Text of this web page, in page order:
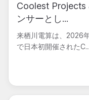
Coolest Projects
ンサーとし...
来栖川電算は、2026
で日本初開催されたC...